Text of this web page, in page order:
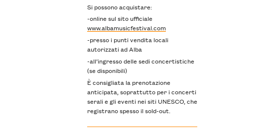
Si possono acquistare:
-online sul sito ufficiale
www.albamusicfestival.com
-presso i punti vendita locali
autorizzati ad Alba
-all’ingresso delle sedi concertistiche
(se disponibili)
È consigliata la prenotazione
anticipata, soprattutto per i concerti
serali e gli eventi nei siti UNESCO, che
registrano spesso il sold-out.